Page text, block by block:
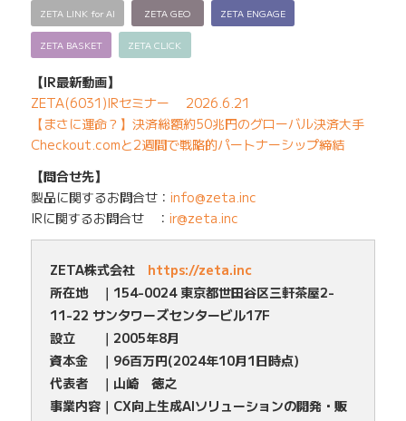
ZETA LINK for AI ZETA GEO ZETA ENGAGE
ZETA BASKET ZETA CLICK
【IR最新動画】
ZETA(6031)IRセミナー 2026.6.21
【まさに運命？】決済総額約50兆円のグローバル決済大手
Checkout.comと2週間で戦略的パートナーシップ締結
【問合せ先】
製品に関するお問合せ： info@zeta.inc
IRに関するお問合せ ： ir@zeta.inc
ZETA株式会社 https://zeta.inc
所在地 ｜154-0024 東京都世田谷区三軒茶屋2-
11-22 サンタワーズセンタービル17F
設立 ｜2005年8月
資本金 ｜96百万円(2024年10月1日時点)
代表者 ｜山崎 徳之
事業内容｜CX向上生成AIソリューションの開発・販